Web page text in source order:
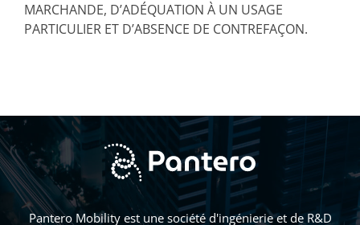
MARCHANDE, D’ADÉQUATION À UN USAGE
PARTICULIER ET D’ABSENCE DE CONTREFAÇON.
Pantero Mobility est une société d'ingénierie et de R&D